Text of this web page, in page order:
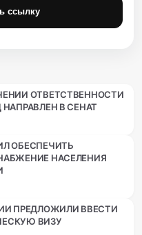
ссылку
ОТВЕТСТВЕННОСТИ
В СЕНАТ
ОБЕСПЕЧИТЬ
НАСЕЛЕНИЯ
ПРЕДЛОЖИЛИ ВВЕСТИ
ВИЗУ